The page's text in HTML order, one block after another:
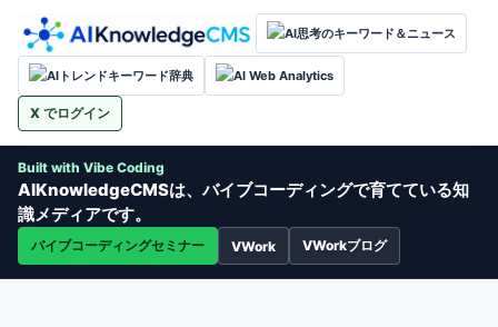
AI思考のキーワード＆ニュース
AIトレンドキーワード辞典 AI Web Analytics
X でログイン
Built with Vibe Coding
AIKnowledgeCMSは、バイブコーディングで育てている知
識メディアです。
バイブコーディングセミナー VWork VWorkブログ